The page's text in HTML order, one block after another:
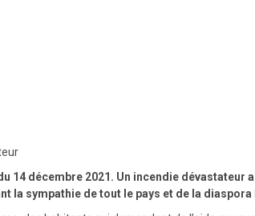
14 décembre 2021. Un incendie
la sympathie de tout le pays et de la diaspora